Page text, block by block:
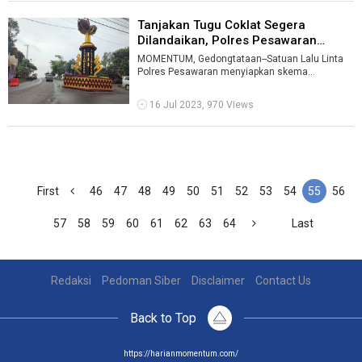
Tanjakan Tugu Coklat Segera
Dilandaikan, Polres Pesawaran
Siapkan ...
MOMENTUM, Gedongtataan--Satuan Lalu Linta
Polres Pesawaran menyiapkan skema
Gunawa ...
16 Jul 2023, 970 Views
First 46 47 48 49 50 51 52 53 54 55 56
57 58 59 60 61 62 63 64 Last
Redaksi Pedoman Siber Disclaimer Contact Us
Back to Top
https://harianmomentum.com/